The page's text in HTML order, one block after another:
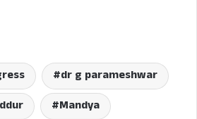
dr g parameshwar
Mandya